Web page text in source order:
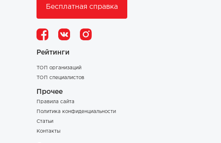
Бесплатная справка
Рейтинги
ТОП организаций
ТОП специалистов
Прочее
Правила сайта
Политика конфиденциальности
Статьи
Контакты